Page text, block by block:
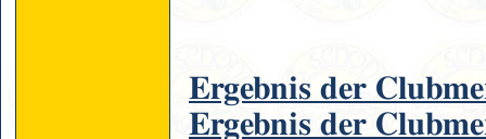
Ergebnis der
Ergebnis der